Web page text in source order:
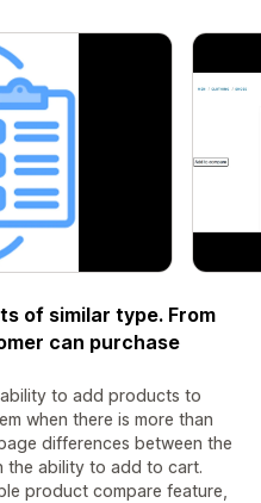
of similar type. From
can purchase
to add products to
when there is more than
differences between the
the ability to add to cart.
product compare feature,